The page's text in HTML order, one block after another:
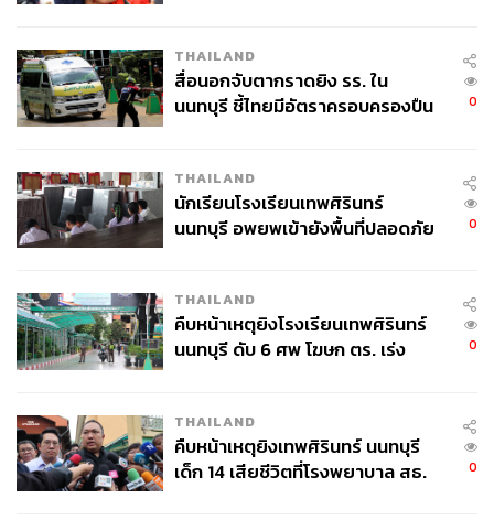
THAILAND
สื่อนอกจับตากราดยิง รร. ใน
นนทบุรี ชี้ไทยมีอัตราครอบครองปืน
0
THAILAND
นักเรียนโรงเรียนเทพศิรินทร์
นนทบุรี อพยพเข้ายังพื้นที่ปลอดภัย
0
THAILAND
คืบหน้าเหตุยิงโรงเรียนเทพศิรินทร์
นนทบุรี ดับ 6 ศพ โฆษก ตร. เร่ง
0
THAILAND
คืบหน้าเหตุยิงเทพศิรินทร์ นนทบุรี
เด็ก 14 เสียชีวิตที่โรงพยาบาล สธ.
0